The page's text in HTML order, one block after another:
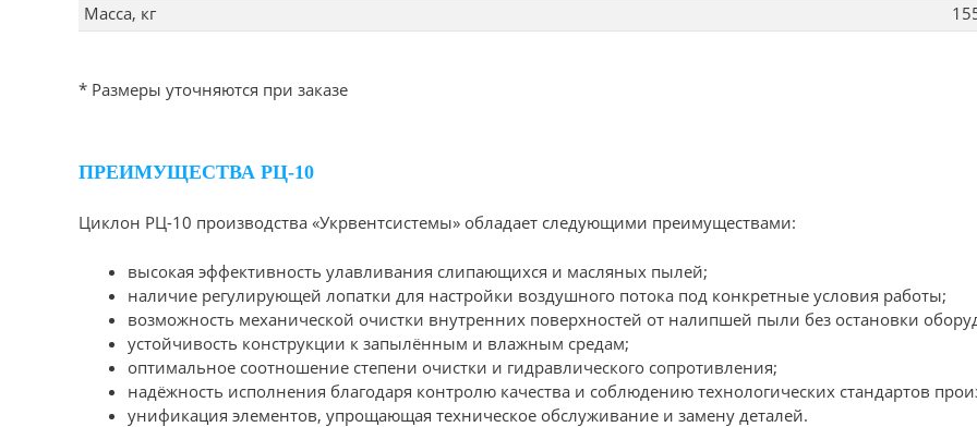
Масса, кг
* Размеры уточняются при заказе
ПРЕИМУЩЕСТВА РЦ-10
Циклон РЦ-10 производства «Укрвентсистемы» обладает следующими преимуществами:
высокая эффективность улавливания слипающихся и масляных пылей;
наличие регулирующей лопатки для настройки воздушного потока под конкретные условия работы;
возможность механической очистки внутренних поверхностей от налипшей пыли без остановки
устойчивость конструкции к запылённым и влажным средам;
оптимальное соотношение степени очистки и гидравлического сопротивления;
надёжность исполнения благодаря контролю качества и соблюдению технологических стандартов
унификация элементов, упрощающая техническое обслуживание и замену деталей.